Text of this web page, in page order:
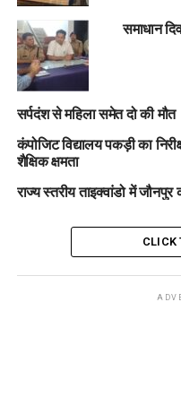
समाधान
सर्पदंश से महिला समेत दो की मौत
कंपोजिट विद्यालय पकड़ी का
शैक्षिक क्षमता
राज्य स्तरीय ताइक्वांडो में जौनपुर
CLICK